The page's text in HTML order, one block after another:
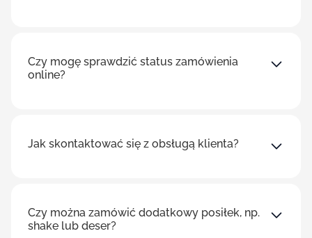
Czy mogę sprawdzić status zamówienia
online?
Jak skontaktować się z obsługą klienta?
Czy można zamówić dodatkowy posiłek, np.
shake lub deser?